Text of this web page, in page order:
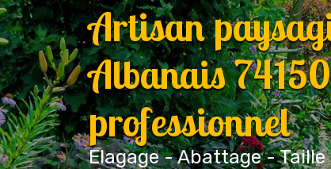
Artisan
Albanais
professionnel
Elagage - Abattage -